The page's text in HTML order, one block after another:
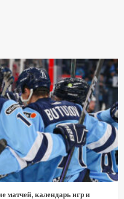
матчей, календарь игр и